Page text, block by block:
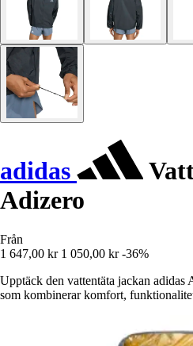
adidas
Adizero
Från
1 647,00 kr 1 050,00 kr -36%
Upptäck den vattentäta jackan adidas
som kombinerar komfort,